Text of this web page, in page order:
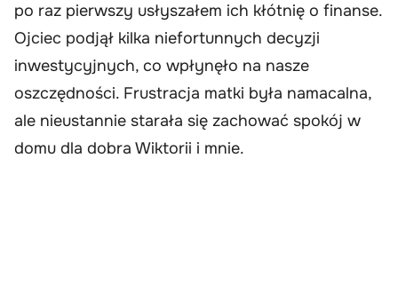
po raz pierwszy usłyszałem ich kłótnię o finanse.
Ojciec podjął kilka niefortunnych decyzji
inwestycyjnych, co wpłynęło na nasze
oszczędności. Frustracja matki była namacalna,
ale nieustannie starała się zachować spokój w
domu dla dobra Wiktorii i mnie.